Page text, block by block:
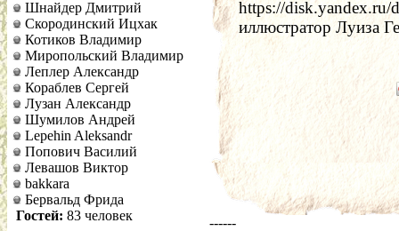
Шнайдер Дмитрий
Скородинский Ицхак
Котиков Владимир
Миропольский Владимир
Леплер Александр
Кораблев Сергей
Лузан Александр
Шумилов Андрей
Lepehin Aleksandr
Попович Василий
Левашов Виктор
bakkara
Бервальд Фрида
Гостей: 83 человек
https://
иллюстратор Луиза
------